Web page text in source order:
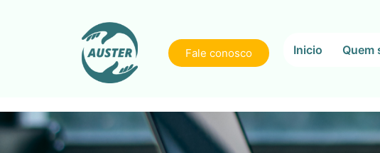
Fale conosco Inicio Quem